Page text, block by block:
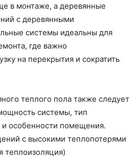
в монтаже, а деревянные
с деревянными
системы идеальны для
где важно
на перекрытия и сократить
теплого пола также следует
системы, тип
и особенности помещения.
с высокими теплопотерями
теплоизоляция)